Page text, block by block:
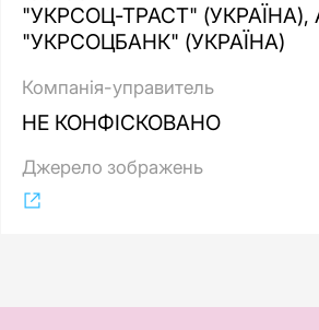
"УКРСОЦ-ТРАСТ" (УКРАЇНА),
"УКРСОЦБАНК" (УКРАЇНА)
Компанія-управитель
НЕ КОНФІСКОВАНО
Джерело зображень